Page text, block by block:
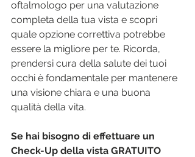
oftalmologo per una valutazione
completa della tua vista e scopri
quale opzione correttiva potrebbe
essere la migliore per te. Ricorda,
prendersi cura della salute dei tuoi
occhi è fondamentale per mantenere
una visione chiara e una buona
qualità della vita.
Se hai bisogno di effettuare un
Check-Up della vista GRATUITO